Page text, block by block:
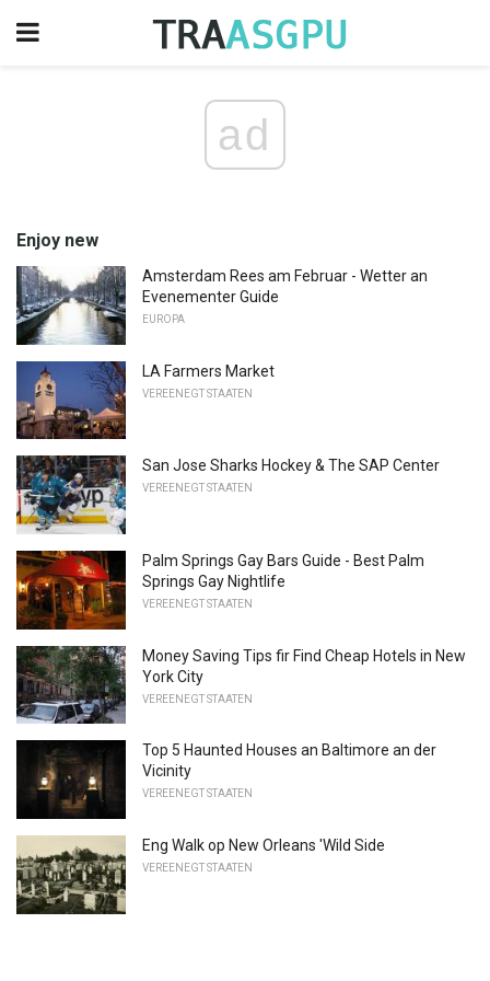
ad
Enjoy new
Amsterdam Rees am Februar - Wetter an
Evenementer Guide
EUROPA
LA Farmers Market
VEREENEGT STAATEN
San Jose Sharks Hockey & The SAP Center
VEREENEGT STAATEN
Palm Springs Gay Bars Guide - Best Palm
Springs Gay Nightlife
VEREENEGT STAATEN
Money Saving Tips fir Find Cheap Hotels in New
York City
VEREENEGT STAATEN
Top 5 Haunted Houses an Baltimore an der
Vicinity
VEREENEGT STAATEN
Eng Walk op New Orleans 'Wild Side
VEREENEGT STAATEN